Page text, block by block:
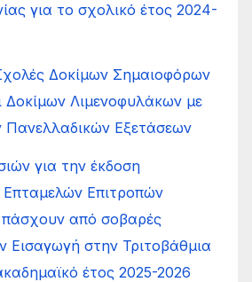
για το σχολικό έτος 2024-
Δοκίμων Σημαιοφόρων
Λιμενοφυλάκων με
Εξετάσεων
για την έκδοση
Επταμελών Επιτροπών
από σοβαρές
Εισαγωγή στην Τριτοβάθμια
έτος 2025-2026